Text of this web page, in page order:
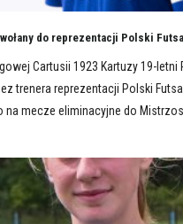
do reprezentacji Polski
Cartusii 1923 Kartuzy 19-letni
trenera reprezentacji Polski
na mecze eliminacyjne do